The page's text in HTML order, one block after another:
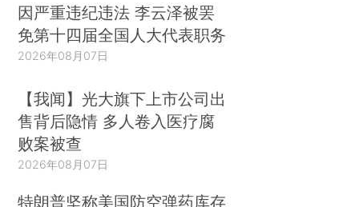
因严重违纪违法 李云泽被罢
免第十四届全国人大代表职务
2026年08月07日
【我闻】光大旗下上市公司出
售背后隐情 多人卷入医疗腐
败案被查
2026年08月07日
特朗普坚称美国防空弹药库存